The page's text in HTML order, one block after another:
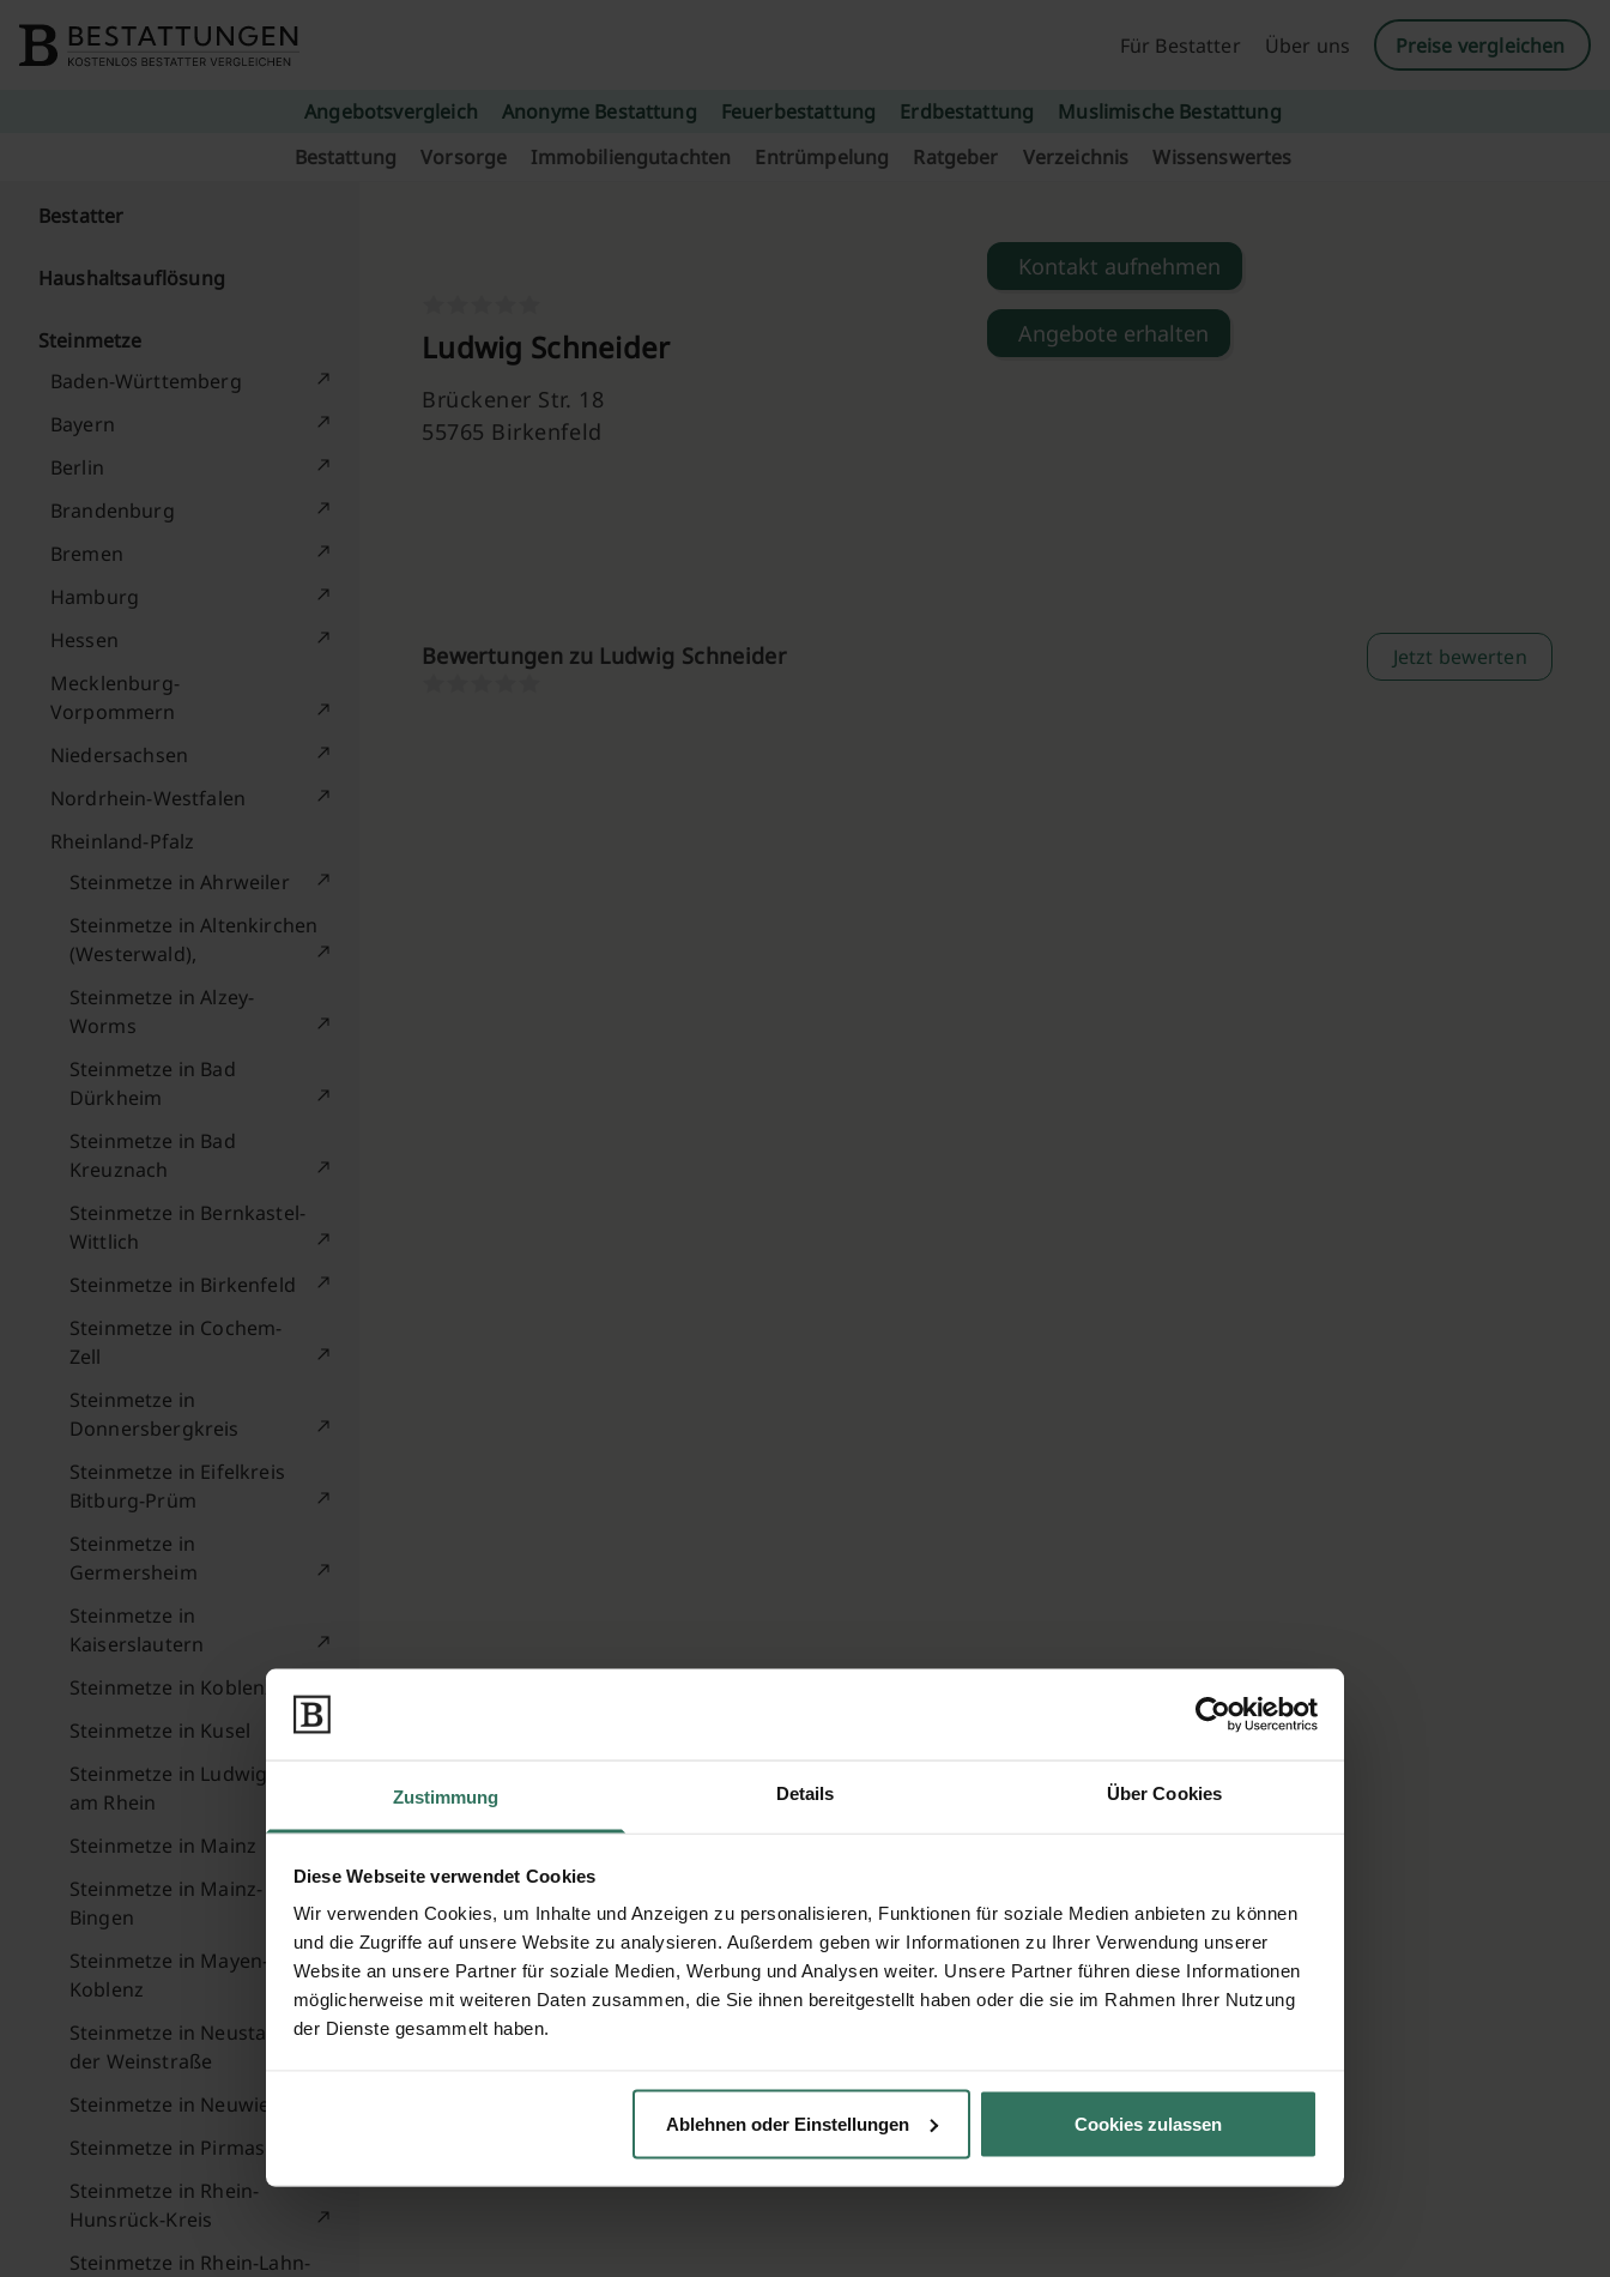
Zustimmung Details Über Cookies
Diese Webseite verwendet Cookies
Wir verwenden Cookies, um Inhalte und Anzeigen zu personalisieren, Funktionen für soziale Medien anbieten zu können
und die Zugriffe auf unsere Website zu analysieren. Außerdem geben wir Informationen zu Ihrer Verwendung unserer
Website an unsere Partner für soziale Medien, Werbung und Analysen weiter. Unsere Partner führen diese Informationen
möglicherweise mit weiteren Daten zusammen, die Sie ihnen bereitgestellt haben oder die sie im Rahmen Ihrer Nutzung
der Dienste gesammelt haben.
Ablehnen oder Einstellungen Cookies zulassen
Für Bestatter
Über uns Preise vergleichen
Angebotsvergleich Anonyme Bestattung Feuerbestattung Erdbestattung
Muslimische Bestattung
Bestattung
Vorsorge Immobiliengutachten Entrümpelung Ratgeber Verzeichnis Wissenswertes
Bestatter
Haushaltsauflösung
Steinmetze
Baden-Württemberg
Bayern
Berlin
Brandenburg
Bremen
Hamburg
Hessen
Mecklenburg-
Vorpommern
Niedersachsen
Nordrhein-Westfalen
Rheinland-Pfalz
Steinmetze in Ahrweiler
Steinmetze in Altenkirchen
(Westerwald),
Steinmetze in Alzey-
Worms
Steinmetze in Bad
Dürkheim
Steinmetze in Bad
Kreuznach
Steinmetze in Bernkastel-
Wittlich
Steinmetze in Birkenfeld
Steinmetze in Cochem-
Zell
Steinmetze in
Donnersbergkreis
Steinmetze in Eifelkreis
Bitburg-Prüm
Steinmetze in
Germersheim
Steinmetze in
Kaiserslautern
Steinmetze in Koblenz
Steinmetze in Kusel
Steinmetze in Ludwigshafen
am Rhein
Steinmetze in Mainz
Steinmetze in Mainz-
Bingen
Steinmetze in Mayen-
Koblenz
Steinmetze in Neustadt an
der Weinstraße
Steinmetze in Neuwied
Steinmetze in Pirmasens
Steinmetze in Rhein-
Hunsrück-Kreis
Steinmetze in Rhein-Lahn-
Ludwig Schneider
Brückener Str. 18
55765 Birkenfeld
Kontakt aufnehmen
Angebote erhalten
Bewertungen zu Ludwig Schneider Jetzt bewerten